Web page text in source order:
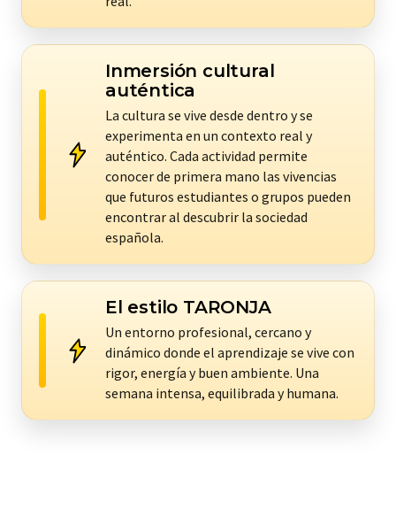
Inmersión cultural
auténtica
La cultura se vive desde dentro y se
experimenta en un contexto real y
auténtico. Cada actividad permite
conocer de primera mano las vivencias
que futuros estudiantes o grupos pueden
encontrar al descubrir la sociedad
española.
El estilo TARONJA
Un entorno profesional, cercano y
dinámico donde el aprendizaje se vive con
rigor, energía y buen ambiente. Una
semana intensa, equilibrada y humana.